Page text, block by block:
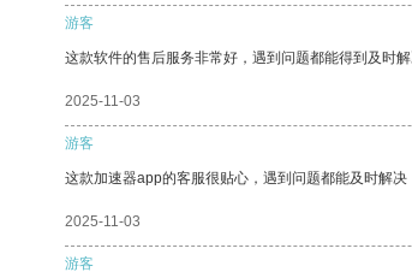
游客
这款软件的售后服务非常好，遇到问题都能得到及时解
2025-11-03
游客
这款加速器app的客服很贴心，遇到问题都能及时解决
2025-11-03
游客